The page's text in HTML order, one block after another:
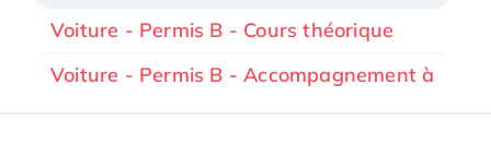
Voiture - Permis B - Cours théorique
Voiture - Permis B - Accompagnement à